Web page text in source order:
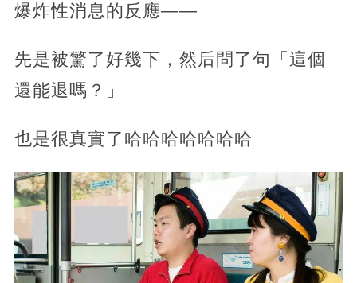
爆炸性消息的反應——
先是被驚了好幾下，然后問了句「這個
還能退嗎？」
也是很真實了哈哈哈哈哈哈哈